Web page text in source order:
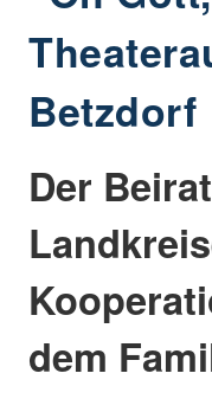
Betzdorf
Der
dem